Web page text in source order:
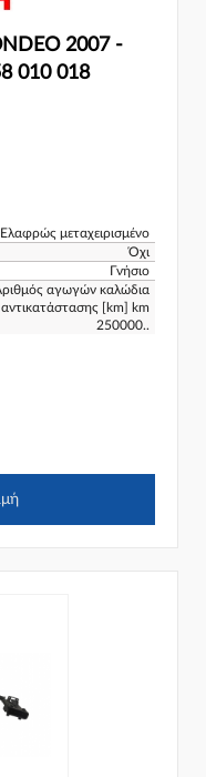
2007 -
010 018
Ελαφρώς μεταχειρισμένο
Όχι
Γνήσιο
αγωγών καλώδια
[km] km
250000..